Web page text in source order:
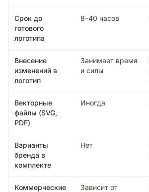
Срок до
готового
логотипа
8–40 часов
Внесение
изменений в
логотип
Занимает время
и силы
Векторные
файлы (SVG,
PDF)
Иногда
Варианты
бренда в
комплекте
Нет
Коммерческие
Зависит от